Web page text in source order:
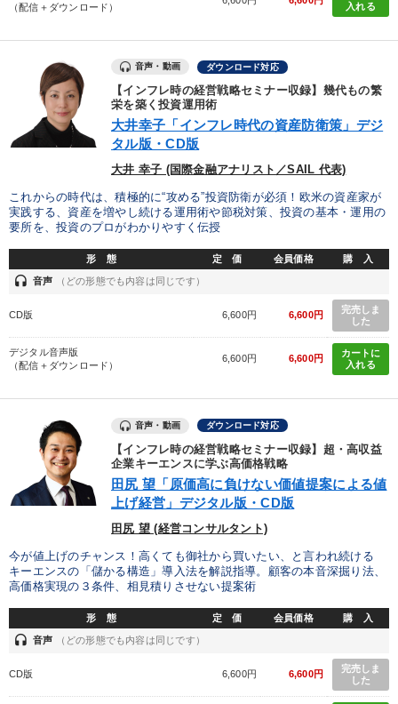
（配信＋ダウンロード）
入れる
音声・動画 ダウンロード対応
【インフレ時の経営戦略セミナー収録】幾代もの繁
栄を築く投資運用術
大井幸子「インフレ時代の資産防衛策」デジ
タル版・CD版
大井 幸子 (国際金融アナリスト／SAIL 代表)
これからの時代は、積極的に“攻める”投資防衛が必須！欧米の資産家が
実践する、資産を増やし続ける運用術や節税対策、投資の基本・運用の
要所を、投資のプロがわかりやすく伝授
形 態 定 価 会員価格 購 入
headset 音声 （どの形態でも内容は同じです）
CD版 6,600円 6,600円
完売しま
した
デジタル音声版
（配信＋ダウンロード）
6,600円 6,600円
カートに
入れる
音声・動画 ダウンロード対応
【インフレ時の経営戦略セミナー収録】超・高収益
企業キーエンスに学ぶ高価格戦略
田尻 望「原価高に負けない価値提案による値
上げ経営」デジタル版・CD版
田尻 望 (経営コンサルタント)
今が値上げのチャンス！高くても御社から買いたい、と言われ続ける
キーエンスの「儲かる構造」導入法を解説指導。顧客の本音深掘り法、
高価格実現の３条件、相見積りさせない提案術
形 態 定 価 会員価格 購 入
headset 音声 （どの形態でも内容は同じです）
CD版 6,600円 6,600円
完売しま
した